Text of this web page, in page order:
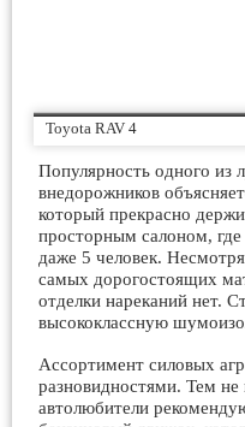
Toyota RAV 4
Популярность одного
внедорожников
который прекрасно
просторным салоном, где
даже 5 человек.
самых дорогостоящих
отделки нареканий нет.
высококлассную
Ассортимент силовых
разновидностями. Тем
автолюбители